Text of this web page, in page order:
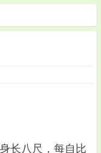
长八尺，每自比